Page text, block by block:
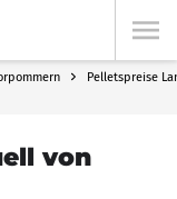
Pelletspreise
von